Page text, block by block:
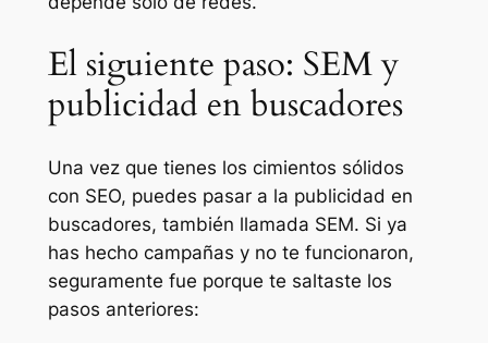
El siguiente paso: SEM y
publicidad en buscadores
Una vez que tienes los cimientos sólidos
con SEO, puedes pasar a la publicidad en
buscadores, también llamada SEM. Si ya
has hecho campañas y no te funcionaron,
seguramente fue porque te saltaste los
pasos anteriores: